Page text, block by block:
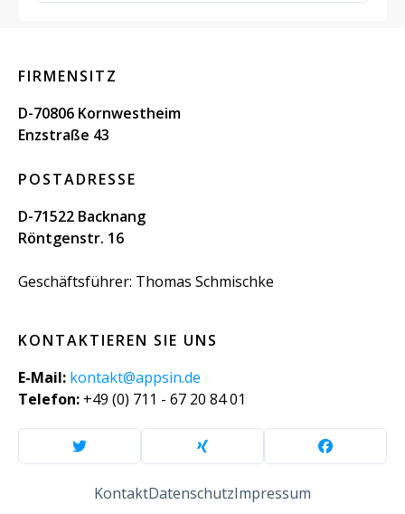
FIRMENSITZ
D-70806 Kornwestheim
Enzstraße 43
POSTADRESSE
D-71522 Backnang
Röntgenstr. 16
Geschäftsführer: Thomas Schmischke
KONTAKTIEREN SIE UNS
E-Mail: kontakt@appsin.de
Telefon: +49 (0) 711 - 67 20 84 01
KontaktDatenschutzImpressum